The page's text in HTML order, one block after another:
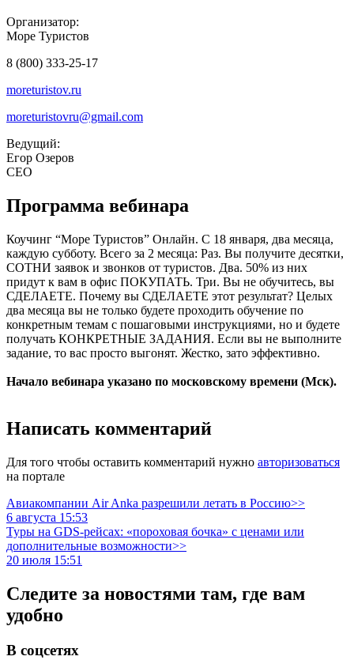
Организатор:
Море Туристов
8 (800) 333-25-17
moreturistov.ru
moreturistovru@gmail.com
Ведущий:
Егор Озеров
CEO
Программа вебинара
Коучинг “Море Туристов” Онлайн. С 18 января, два месяца,
каждую субботу. Всего за 2 месяца: Раз. Вы получите десятки,
СОТНИ заявок и звонков от туристов. Два. 50% из них
придут к вам в офис ПОКУПАТЬ. Три. Вы не обучитесь, вы
СДЕЛАЕТЕ. Почему вы СДЕЛАЕТЕ этот результат? Целых
два месяца вы не только будете проходить обучение по
конкретным темам с пошаговыми инструкциями, но и будете
получать КОНКРЕТНЫЕ ЗАДАНИЯ. Если вы не выполните
задание, то вас просто выгонят. Жестко, зато эффективно.
Начало вебинара указано по московскому времени (Мск).
Написать комментарий
Для того чтобы оставить комментарий нужно авторизоваться
на портале
Авиакомпании Air Anka разрешили летать в Россию>>
6 августа 15:53
Туры на GDS-рейсах: «пороховая бочка» с ценами или
дополнительные возможности>>
20 июля 15:51
Следите за новостями там, где вам
удобно
В соцсетях